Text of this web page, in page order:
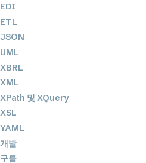
EDI
ETL
JSON
UML
XBRL
XML
XPath 및 XQuery
XSL
YAML
개발
구름